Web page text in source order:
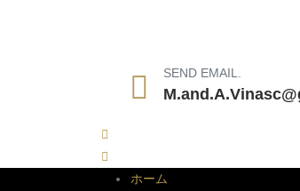
SEND EMAIL.
ホーム